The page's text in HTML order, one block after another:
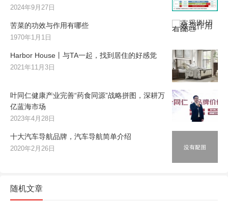
2024年9月27日
苦菜的功效与作用有哪些
1970年1月1日
Harbor House丨与TA一起，找到居住的好感觉
2021年11月3日
叶同仁健康产业完善“药食同源”战略拼图，深耕万
亿蓝海市场
2023年4月28日
十大汽车导航品牌，汽车导航简单介绍
2020年2月26日
随机文章